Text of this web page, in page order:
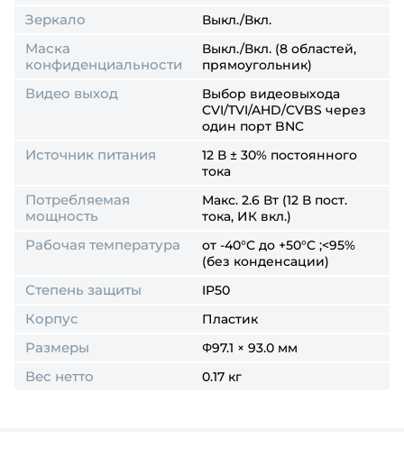
Зеркало Выкл./Вкл.
Маска
конфиденциальности
Выкл./Вкл. (8 областей,
прямоугольник)
Видео выход
Выбор видеовыхода
CVI/TVI/AHD/CVBS через
один порт BNC
Источник питания
12 В ± 30% постоянного
тока
Потребляемая
мощность
Макс. 2.6 Вт (12 В пост.
тока, ИК вкл.)
Рабочая температура
от -40°C до +50°C ;<95%
(без конденсации)
Степень защиты IP50
Корпус Пластик
Размеры Φ97.1 × 93.0 мм
Вес нетто 0.17 кг